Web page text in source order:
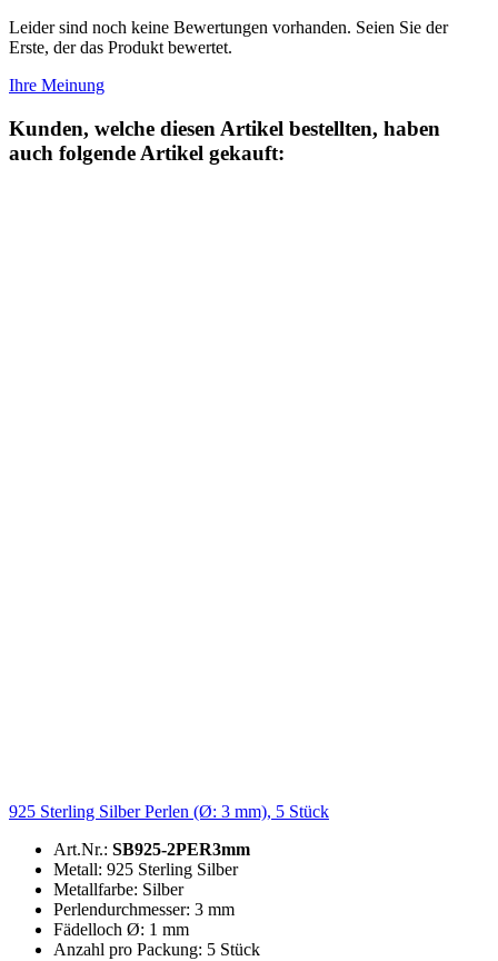
Leider sind noch keine Bewertungen vorhanden. Seien Sie der
Erste, der das Produkt bewertet.
Ihre Meinung
Kunden, welche diesen Artikel bestellten, haben
auch folgende Artikel gekauft:
925 Sterling Silber Perlen (Ø: 3 mm), 5 Stück
Art.Nr.: SB925-2PER3mm
Metall: 925 Sterling Silber
Metallfarbe: Silber
Perlendurchmesser: 3 mm
Fädelloch Ø: 1 mm
Anzahl pro Packung: 5 Stück